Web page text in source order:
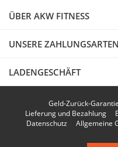
ÜBER AKW FITNESS
UNSERE ZAHLUNGSARTEN
LADENGESCHÄFT
Geld-Zurück-Garantie
Lieferung und Bezahlung
Datenschutz
Allgemeine